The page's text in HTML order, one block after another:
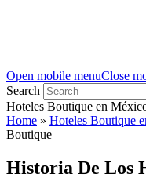
Open mobile menuClose
Search
Hoteles Boutique en
Home » Hoteles Boutique
Boutique
Historia De Los